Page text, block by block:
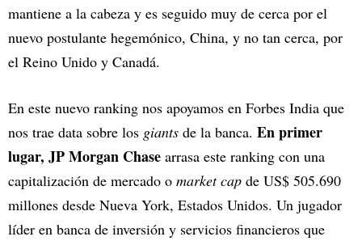
mantiene a la cabeza y es seguido muy de cerca por el
nuevo postulante hegemónico, China, y no tan cerca, por
el Reino Unido y Canadá.
En este nuevo ranking nos apoyamos en Forbes India que
nos trae data sobre los giants de la banca. En primer
lugar, JP Morgan Chase arrasa este ranking con una
capitalización de mercado o market cap de US$ 505.690
millones desde Nueva York, Estados Unidos. Un jugador
líder en banca de inversión y servicios financieros que